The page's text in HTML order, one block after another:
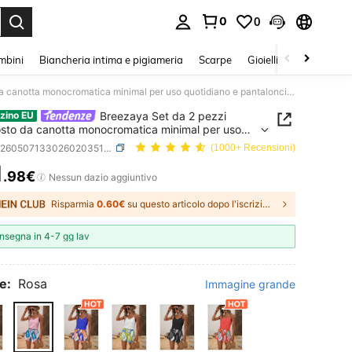
0 0
Biancheria intima e pigiameria Scarpe Gioielli E Accessori
Breezaya Set da 2 pezzi composto da canotta monocromatica minimal per uso quotidiano e pantaloncini stampati
EU
Breezaya Set da 2 pezzi
da canotta monocromatica minimal per uso
e pantaloncini stampati
SKU: sz260507133026020351256 (1000+ Recensioni)
AND AVAILABILITY
.98€ Nessun dazio aggiuntivo
Risparmia 0.60€ su questo articolo dopo l'iscrizione.
in 4-7 gg lav
Rosa Immagine grande